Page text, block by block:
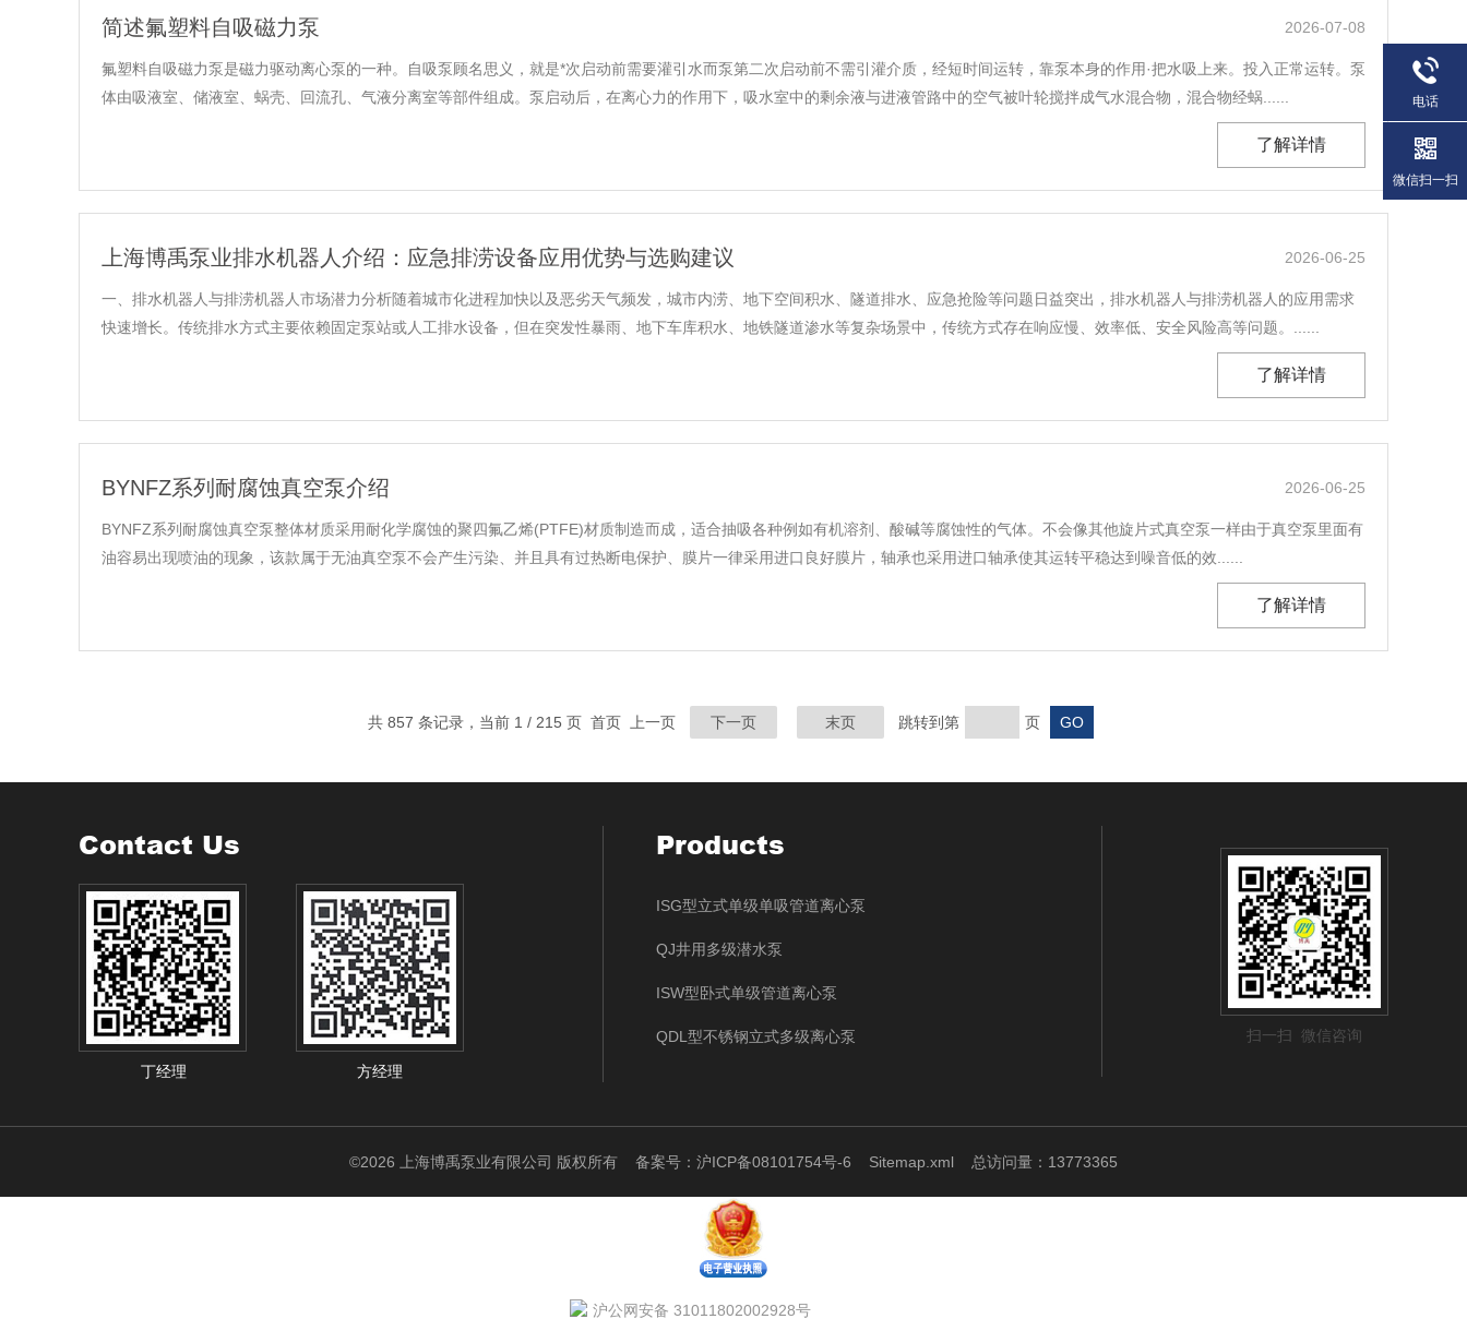
简述氟塑料自吸磁力泵 2026-07-08
氟塑料自吸磁力泵是磁力驱动离心泵的一种。自吸泵顾名思义，就是*次启动前需要灌引水而泵第二次启动前不需引灌介质，经短时间运转，靠泵本身的作用·把水吸上来。投入正常运转。泵
体由吸液室、储液室、蜗壳、回流孔、气液分离室等部件组成。泵启动后，在离心力的作用下，吸水室中的剩余液与进液管路中的空气被叶轮搅拌成气水混合物，混合物经蜗......
了解详情
上海博禹泵业排水机器人介绍：应急排涝设备应用优势与选购建议 2026-06-25
一、排水机器人与排涝机器人市场潜力分析随着城市化进程加快以及恶劣天气频发，城市内涝、地下空间积水、隧道排水、应急抢险等问题日益突出，排水机器人与排涝机器人的应用需求
快速增长。传统排水方式主要依赖固定泵站或人工排水设备，但在突发性暴雨、地下车库积水、地铁隧道渗水等复杂场景中，传统方式存在响应慢、效率低、安全风险高等问题。......
了解详情
BYNFZ系列耐腐蚀真空泵介绍 2026-06-25
BYNFZ系列耐腐蚀真空泵整体材质采用耐化学腐蚀的聚四氟乙烯(PTFE)材质制造而成，适合抽吸各种例如有机溶剂、酸碱等腐蚀性的气体。不会像其他旋片式真空泵一样由于真空泵里面有
油容易出现喷油的现象，该款属于无油真空泵不会产生污染、并且具有过热断电保护、膜片一律采用进口良好膜片，轴承也采用进口轴承使其运转平稳达到噪音低的效......
了解详情
共 857 条记录，当前 1 / 215 页 首页 上一页 下一页 末页 跳转到第 页
Contact Us
丁经理 方经理
Products
ISG型立式单级单吸管道离心泵
QJ井用多级潜水泵
ISW型卧式单级管道离心泵
QDL型不锈钢立式多级离心泵 扫一扫 微信咨询
©2026 上海博禹泵业有限公司 版权所有 备案号：沪ICP备08101754号-6 Sitemap.xml 总访问量：13773365
电话
微信扫一扫
沪公网安备 31011802002928号